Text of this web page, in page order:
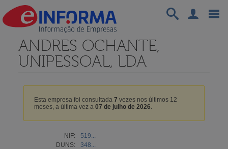
ANDRES OCHANTE,
UNIPESSOAL, LDA
Esta empresa foi consultada 7 vezes nos últimos 12
meses, a última vez a 07 de julho de 2026.
NIF:
519...
DUNS:
348...